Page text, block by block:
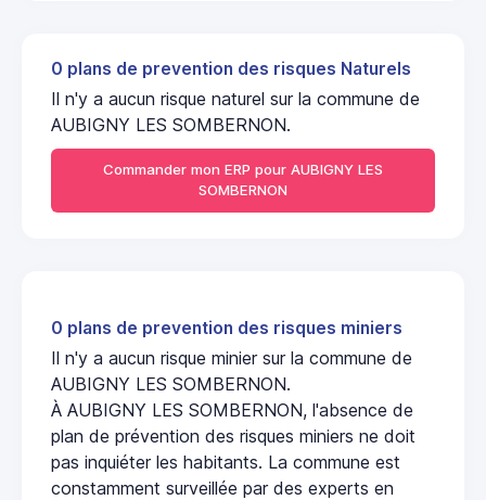
0 plans de prevention des risques Naturels
Il n'y a aucun risque naturel sur la commune de
AUBIGNY LES SOMBERNON.
Commander mon ERP pour AUBIGNY LES
SOMBERNON
0 plans de prevention des risques miniers
Il n'y a aucun risque minier sur la commune de
AUBIGNY LES SOMBERNON.
À AUBIGNY LES SOMBERNON, l'absence de
plan de prévention des risques miniers ne doit
pas inquiéter les habitants. La commune est
constamment surveillée par des experts en